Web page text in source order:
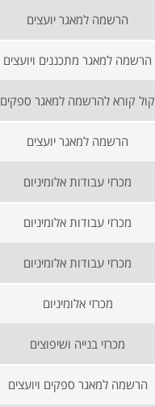
הרשמה למאגר יועצים
הרשמה למאגר מתכננים ויועצים
קול קורא להרשמה למאגר ספקים
הרשמה למאגר יועצים
מכרזי עבודות אלומיניום
מכרזי עבודות אלומיניום
מכרזי עבודות אלומיניום
מכרזי אלומיניום
מכרזי בנייה ושיפוצים
הרשמה למאגר ספקים ויועצים